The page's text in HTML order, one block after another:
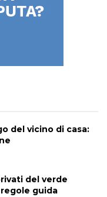
del vicino di casa:
del verde
guida